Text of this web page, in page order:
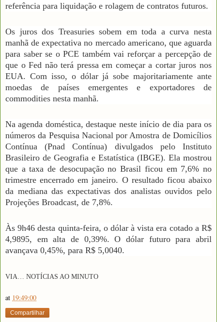
referência para liquidação e rolagem de contratos futuros.
Os juros dos Treasuries sobem em toda a curva nesta
manhã de expectativa no mercado americano, que aguarda
para saber se o PCE também vai reforçar a percepção de
que o Fed não terá pressa em começar a cortar juros nos
EUA. Com isso, o dólar já sobe majoritariamente ante
moedas de países emergentes e exportadores de
commodities nesta manhã.
Na agenda doméstica, destaque neste início de dia para os
números da Pesquisa Nacional por Amostra de Domicílios
Contínua (Pnad Contínua) divulgados pelo Instituto
Brasileiro de Geografia e Estatística (IBGE). Ela mostrou
que a taxa de desocupação no Brasil ficou em 7,6% no
trimestre encerrado em janeiro. O resultado ficou abaixo
da mediana das expectativas dos analistas ouvidos pelo
Projeções Broadcast, de 7,8%.
Às 9h46 desta quinta-feira, o dólar à vista era cotado a R$
4,9895, em alta de 0,39%. O dólar futuro para abril
avançava 0,45%, para R$ 5,0040.
VIA… NOTÍCIAS AO MINUTO
at 19:49:00
Compartilhar